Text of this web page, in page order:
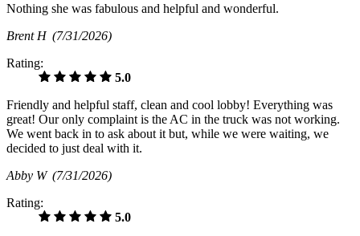
Nothing she was fabulous and helpful and wonderful.
Brent H (7/31/2026)
Rating:
5.0
Friendly and helpful staff, clean and cool lobby! Everything was
great! Our only complaint is the AC in the truck was not working.
We went back in to ask about it but, while we were waiting, we
decided to just deal with it.
Abby W (7/31/2026)
Rating:
5.0